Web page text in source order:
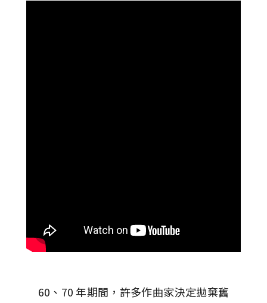
60、70 年期間，許多作曲家決定拋棄舊